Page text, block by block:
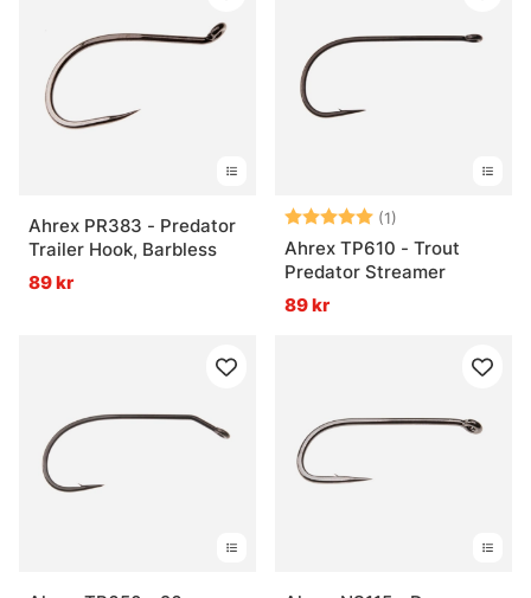
Ahrex PR383 - Predator
Trailer Hook, Barbless
89 kr
Betyg: (1)
Ahrex TP610 - Trout
Predator Streamer
89 kr